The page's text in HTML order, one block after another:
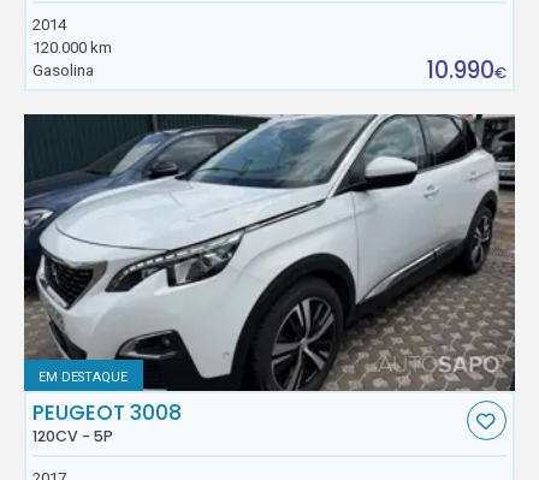
2014
120.000 km
Gasolina
10.990€
EM DESTAQUE
PEUGEOT 3008
120CV - 5P